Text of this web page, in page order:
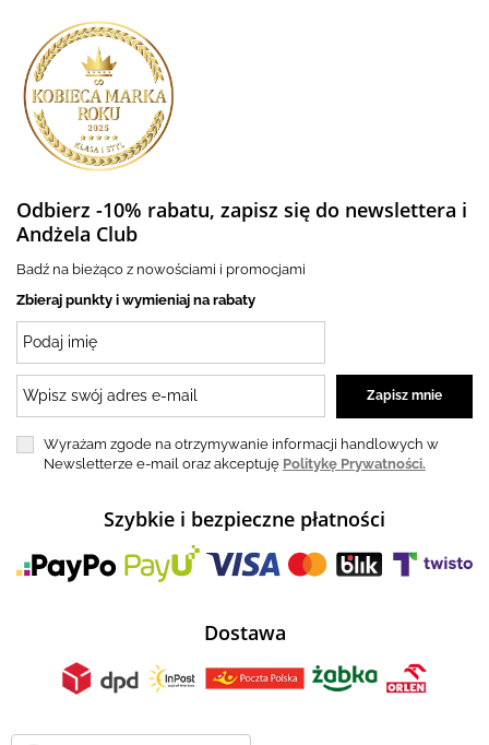
Odbierz -10% rabatu, zapisz się do newslettera i
Andżela Club
Badź na bieżąco z nowościami i promocjami
Zbieraj punkty i wymieniaj na rabaty
Wyrażam zgode na otrzymywanie informacji handlowych w
Newsletterze e-mail oraz akceptuję Politykę Prywatności.
Szybkie i bezpieczne płatności
Dostawa